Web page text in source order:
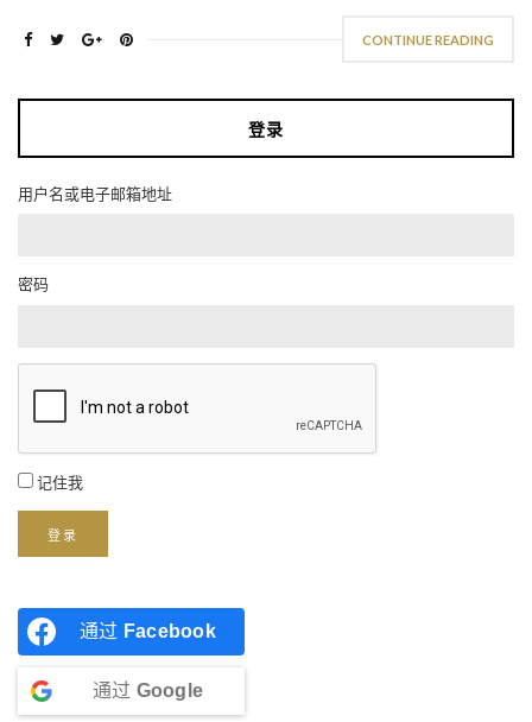
CONTINUE READING
登录
用户名或电子邮箱地址
密码
记住我
登录
通过 Facebook
通过 Google